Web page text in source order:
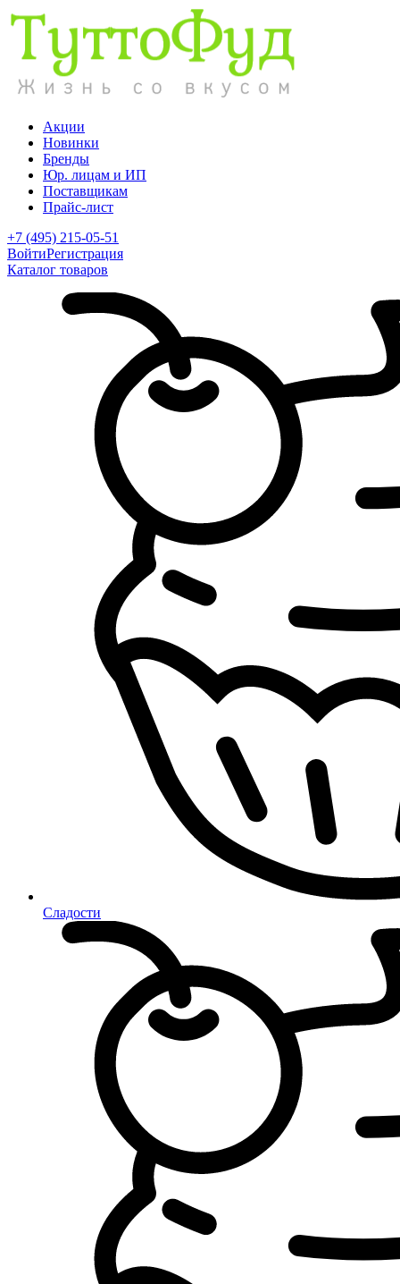
Акции
Новинки
Бренды
Юр. лицам и ИП
Поставщикам
Прайс-лист
+7 (495) 215-05-51
ВойтиРегистрация
Каталог товаров
Сладости